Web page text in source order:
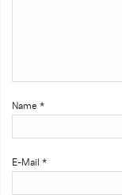
Name *
E-Mail *